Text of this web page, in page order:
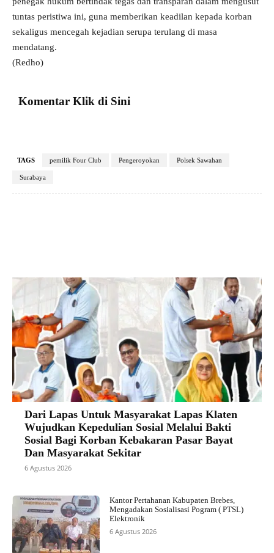
tuntas peristiwa ini, guna memberikan keadilan kepada korban
sekaligus mencegah kejadian serupa terulang di masa
mendatang.
(Redho)
Komentar Klik di Sini
TAGS pemilik Four Club Pengeroyokan Polsek Sawahan
Surabaya
Dari Lapas Untuk Masyarakat Lapas Klaten
Wujudkan Kepedulian Sosial Melalui Bakti
Sosial Bagi Korban Kebakaran Pasar Bayat
Dan Masyarakat Sekitar
6 Agustus 2026
Kantor Pertahanan Kabupaten Brebes,
Mengadakan Sosialisasi Pogram ( PTSL)
Elektronik
6 Agustus 2026